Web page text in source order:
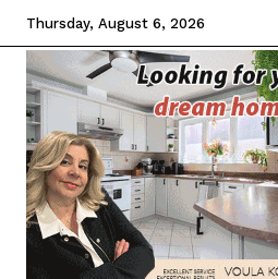
Thursday, August 6, 2026